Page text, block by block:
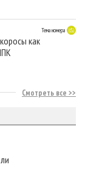
Тема номера
как
Смотреть все